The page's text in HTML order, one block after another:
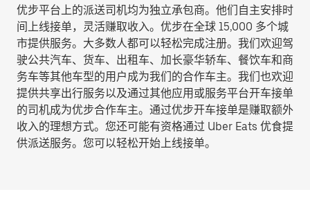
优步平台上的派送司机均为独立承包商。他们自主安排时
间上线接单，灵活赚取收入。优步在全球 15,000 多个城
市提供服务。大多数人都可以轻松完成注册。我们欢迎驾
驶公共汽车、货车、出租车、加长豪华轿车、餐饮车和商
务车等其他车型的用户成为我们的合作车主。我们也欢迎
提供共享出行服务以及通过其他应用或服务平台开车接单
的司机成为优步合作车主。通过优步开车接单是赚取额外
收入的理想方式。您还可能有资格通过 Uber Eats 优食提
供派送服务。您可以轻松开始上线接单。